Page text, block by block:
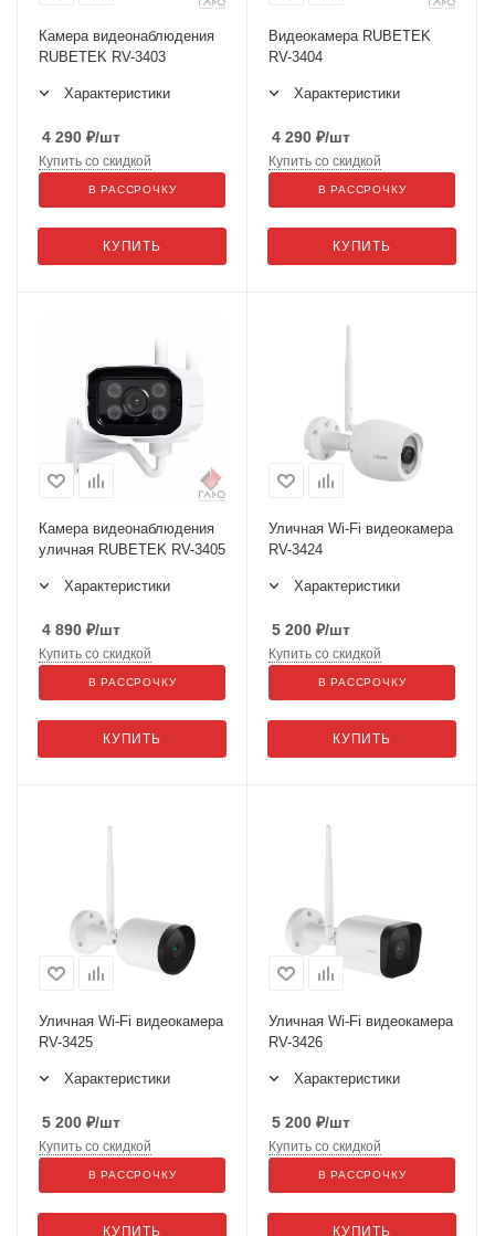
Камера видеонаблюдения
RUBETEK RV-3403
Характеристики
4 290 ₽/шт
КУПИТЬ
Купить со скидкой
В РАССРОЧКУ
Видеокамера RUBETEK
RV-3404
Характеристики
4 290 ₽/шт
КУПИТЬ
Купить со скидкой
В РАССРОЧКУ
Камера видеонаблюдения
уличная RUBETEK RV-3405
Характеристики
4 890 ₽/шт
КУПИТЬ
Купить со скидкой
В РАССРОЧКУ
Уличная Wi-Fi видеокамера
RV-3424
Характеристики
5 200 ₽/шт
КУПИТЬ
Купить со скидкой
В РАССРОЧКУ
Уличная Wi-Fi видеокамера
RV-3425
Характеристики
5 200 ₽/шт
КУПИТЬ
Купить со скидкой
В РАССРОЧКУ
Уличная Wi-Fi видеокамера
RV-3426
Характеристики
5 200 ₽/шт
КУПИТЬ
Купить со скидкой
В РАССРОЧКУ